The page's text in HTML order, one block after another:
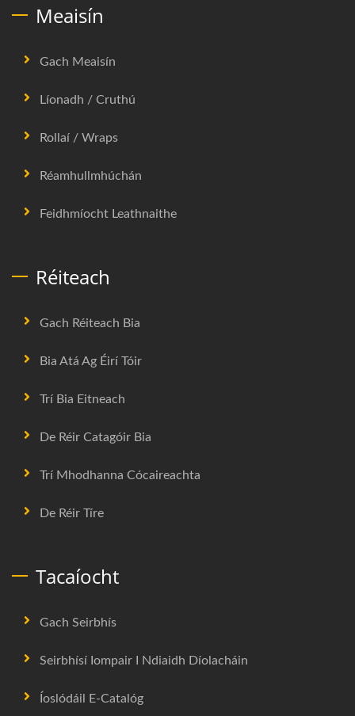
Meaisín
Gach Meaisín
Líonadh / Cruthú
Rollaí / Wraps
Réamhullmhúchán
Feidhmíocht Leathnaithe
Réiteach
Gach Réiteach Bia
Bia Atá Ag Éirí Tóir
Trí Bia Eitneach
De Réir Catagóir Bia
Trí Mhodhanna Cócaireachta
De Réir Tíre
Tacaíocht
Gach Seirbhís
Seirbhísí Iompair I Ndiaidh Díolacháin
Íoslódáil E-Catalóg